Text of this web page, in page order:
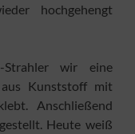
hochgehengt
Strahler wir eine
Kunststoff mit
Anschließend
Heute weiß